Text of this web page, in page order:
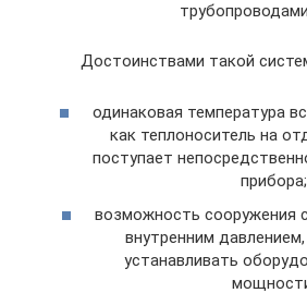
трубопроводами
Достоинствами такой
одинаковая температура
как теплоноситель на
поступает
прибора;
возможность сооружения
внутренним
устанавливать